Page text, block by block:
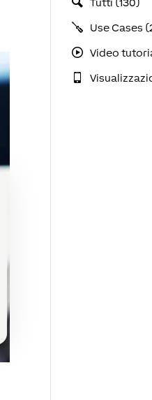
Tutti (130)
Use Cases
Video